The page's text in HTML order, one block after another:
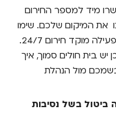
מיד למספר החירום
את המיקום שלכם. שימו
מפעילה מוקד חירום 24/7.
יש בית חולים סמוך, איך
מול הנהלת
ביטול בשל נסיבות